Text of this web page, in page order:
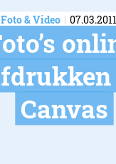
Foto & Video 07.03.2011